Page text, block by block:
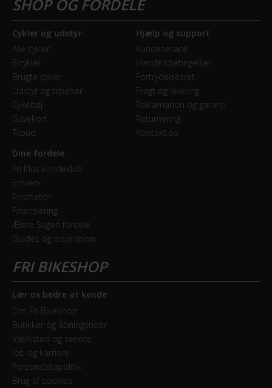
Du kan til enhver tid trække dit samtykke tilbage eller
ændre det ved at klikke på linket "Brug af cookies"
nederst på siden.
Bagbremse
Fodbremse
Forbremse
Rullebremse
GEAR
Bagskifter
Shimano Nexus
Geartype
Indvendige gear
Kranksæt
Shimano Aluminium 38T
Samlet antal gear
7
Skiftegreb
Drejegreb
HJUL & DÆK
Cykler og udstyr
Alle cykler
Elcykler
Brugte cykler
Udstyr og tilbehør
Cykeltøj
Gavekort
Tilbud
Hjælp og support
Kundeservice
Handelsbetingelser
Fortrydelsesret
Fragt og levering
Reklamation og garanti
Returnering
Kontakt os
Dine fordele
Fri Plus kundeklub
Erhverv
Prismatch
Finansiering
Ældre Sagen fordele
Guides og inspiration
Lær os bedre at kende
Om Fri BikeShop
Butikker og åbningstider
Værksted og service
Job og karriere
Persondatapolitik
Brug af cookies